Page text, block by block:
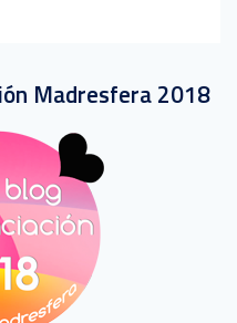
Madresfera 2018